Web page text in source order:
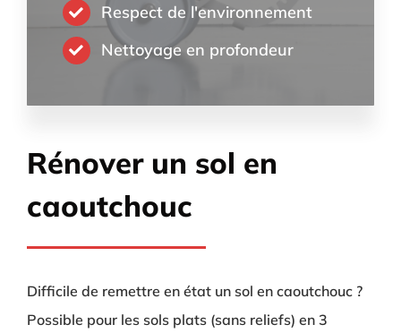
Respect de l'environnement
Nettoyage en profondeur
Rénover un sol en
caoutchouc
Difficile de remettre en état un sol en caoutchouc ?
Possible pour les sols plats (sans reliefs) en 3